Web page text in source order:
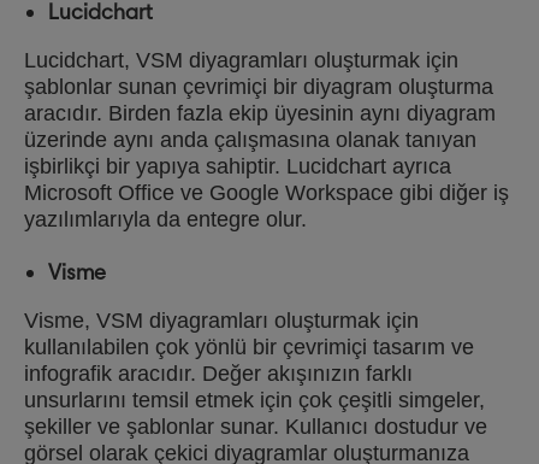
Lucidchart
Lucidchart, VSM diyagramları oluşturmak için
şablonlar sunan çevrimiçi bir diyagram oluşturma
aracıdır. Birden fazla ekip üyesinin aynı diyagram
üzerinde aynı anda çalışmasına olanak tanıyan
işbirlikçi bir yapıya sahiptir. Lucidchart ayrıca
Microsoft Office ve Google Workspace gibi diğer iş
yazılımlarıyla da entegre olur.
Visme
Visme, VSM diyagramları oluşturmak için
kullanılabilen çok yönlü bir çevrimiçi tasarım ve
infografik aracıdır. Değer akışınızın farklı
unsurlarını temsil etmek için çok çeşitli simgeler,
şekiller ve şablonlar sunar. Kullanıcı dostudur ve
görsel olarak çekici diyagramlar oluşturmanıza